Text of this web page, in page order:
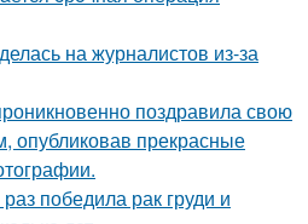
на журналистов из-за
поздравила свою
опубликовав прекрасные
победила рак груди и